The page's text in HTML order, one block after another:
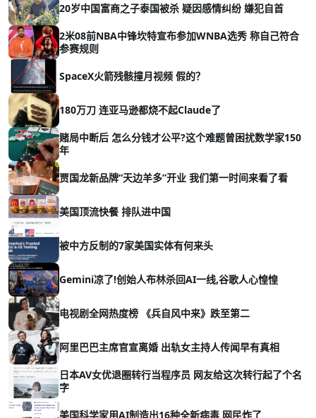
20岁中国富商之子泰国被杀 疑因感情纠纷 嫌犯自首
2米08前NBA中锋坎特宣布参加WNBA选秀 称自己符合
参赛规则
SpaceX火箭残骸撞月视频 假的？
180万刀 连亚马逊都烧不起Claude了
赌局中断后 怎么分钱才公平?这个难题曾困扰数学家150
年
贾国龙新品牌“天边羊多”开业 我们第一时间来看了看
美国顶流快餐 排队进中国
被中方反制的7家美国实体有何来头
Gemini凉了!创始人布林杀回AI一线,谷歌人心惶惶
电视剧全网热度榜 《兵自风中来》跌至第二
阿里巴巴主席官宣离婚 出轨女主持人传闻早有真相
日本AV女优退圈转行当程序员 网友给这次转行起了个名
字
美国科学家用AI制造出16种全新病毒 网民炸了